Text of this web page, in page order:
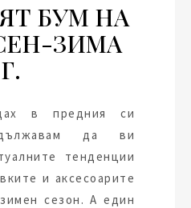
БУМ НА
ЗИМА
в предния си
да ви
тенденции
и аксесоарите
сезон. А един